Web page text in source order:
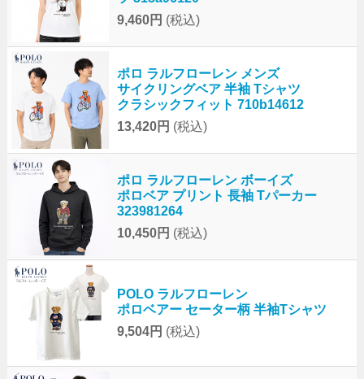
9,460円 (税込)
ポロ ラルフローレン メンズ
サイクリングベア 半袖 Tシャツ
クラシックフィット 710b14612
13,420円 (税込)
ポロ ラルフローレン ボーイズ
ポロベア プリント 長袖 Tパーカー
323981264
10,450円 (税込)
POLO ラルフローレン
ポロベアー セーター柄 半袖Tシャツ
9,504円 (税込)